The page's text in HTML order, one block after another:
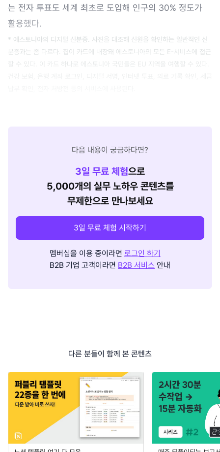
는 전자 투표도 세계 최초로 도입해 인구의 30% 정도가
활용했다.
* 에스토니아의 디지털 신분증. 사진을 대조해 신원을 확인하는 일반적인 신
분증과는 좀 다르다. 칩이 카드에 내장돼 에스토니아의 모든 E-서비스에 접근
할 수 있다. 이 카드 하나로 에스토니아 국민들은 EU 지역을 여행할 수 있다.
다음 내용이 궁금하다면?
3일 무료 체험으로
5,000개의 실무 노하우 콘텐츠를
무제한으로 만나보세요
3일 무료 체험 시작하기
멤버십을 이용 중이라면 로그인 하기
B2B 기업 고객이라면 B2B 서비스 안내
다른 분들이 함께 본 콘텐츠